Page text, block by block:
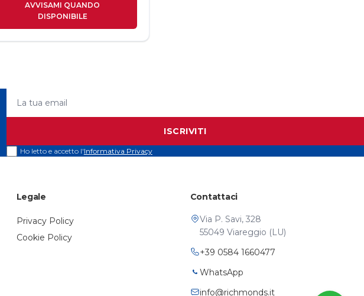
AVVISAMI QUANDO
DISPONIBILE
Ho letto e accetto l'Informativa Privacy
ISCRIVITI
Legale
Privacy Policy
Cookie Policy
Contattaci
Via P. Savi, 328
55049 Viareggio (LU)
+39 0584 1660477
WhatsApp
info@richmonds.it